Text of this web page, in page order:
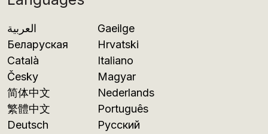
العربية
Беларуская
Català
Česky
简体中文
繁體中文
Deutsch
Gaeilge
Hrvatski
Italiano
Magyar
Nederlands
Português
Русский